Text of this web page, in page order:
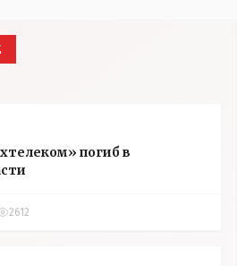
погиб в
2612